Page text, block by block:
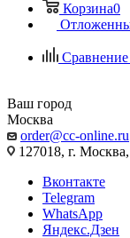
Корзина0
Сравнение
Ваш город
Москва
order@cc-online.ru
127018, г.
Вконтакте
Telegram
WhatsApp
Яндекс.Дзен